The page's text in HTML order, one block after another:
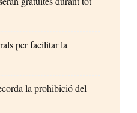
per facilitar la
la prohibició del